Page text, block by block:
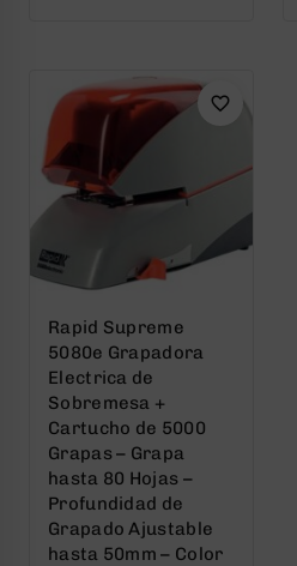
Rapid Supreme
5080e Grapadora
Electrica de
Sobremesa +
Cartucho de 5000
Grapas – Grapa
hasta 80 Hojas –
Profundidad de
Grapado Ajustable
hasta 50mm – Color